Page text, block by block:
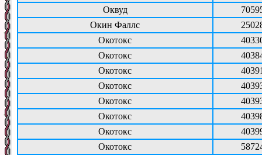
Оквуд
Окин Фаллс
Окотокс
Окотокс
Окотокс
Окотокс
Окотокс
Окотокс
Окотокс
Окотокс